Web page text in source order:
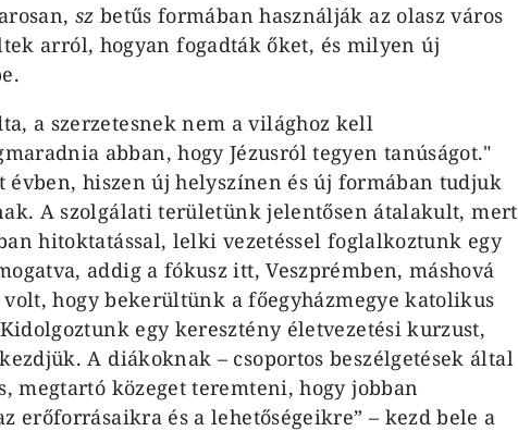
sz betűs formában használják az olasz város
arról, hogyan fogadták őket, és milyen új
a szerzetesnek nem a világhoz kell
abban, hogy Jézusról tegyen tanúságot."
hiszen új helyszínen és új formában tudjuk
A szolgálati területünk jelentősen átalakult, mert
hitoktatással, lelki vezetéssel foglalkoztunk egy
addig a fókusz itt, Veszprémben, máshová
hogy bekerültünk a főegyházmegye katolikus
egy keresztény életvezetési kurzust,
A diákoknak – csoportos beszélgetések által
megtartó közeget teremteni, hogy jobban
erőforrásaikra és a lehetőségeikre” – kezd bele a